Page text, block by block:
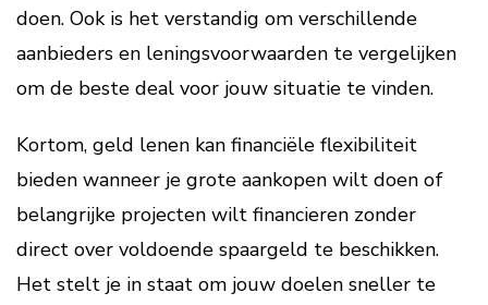
doen. Ook is het verstandig om verschillende
aanbieders en leningsvoorwaarden te vergelijken
om de beste deal voor jouw situatie te vinden.
Kortom, geld lenen kan financiële flexibiliteit
bieden wanneer je grote aankopen wilt doen of
belangrijke projecten wilt financieren zonder
direct over voldoende spaargeld te beschikken.
Het stelt je in staat om jouw doelen sneller te